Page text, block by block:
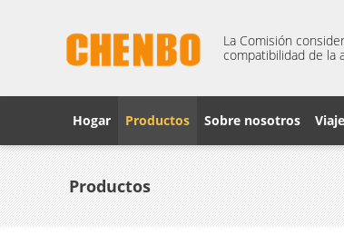
La Comisión
compatibilidad de la
Hogar Productos Sobre nosotros
Productos